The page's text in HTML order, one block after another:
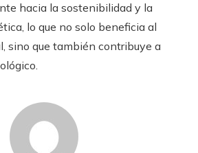
hacia la sostenibilidad y la
lo que no solo beneficia al
sino que también contribuye a